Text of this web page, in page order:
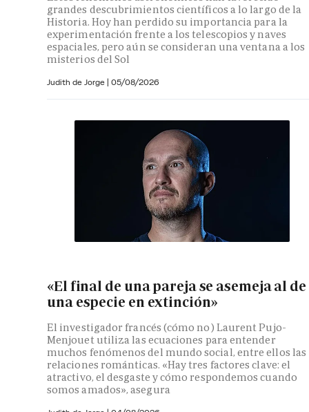
grandes descubrimientos científicos a lo largo de la
Historia. Hoy han perdido su importancia para la
experimentación frente a los telescopios y naves
espaciales, pero aún se consideran una ventana a los
misterios del Sol
Judith de Jorge | 05/08/2026
«El final de una pareja se asemeja al de
una especie en extinción»
El investigador francés (cómo no) Laurent Pujo-
Menjouet utiliza las ecuaciones para entender
muchos fenómenos del mundo social, entre ellos las
relaciones románticas. «Hay tres factores clave: el
atractivo, el desgaste y cómo respondemos cuando
somos amados», asegura